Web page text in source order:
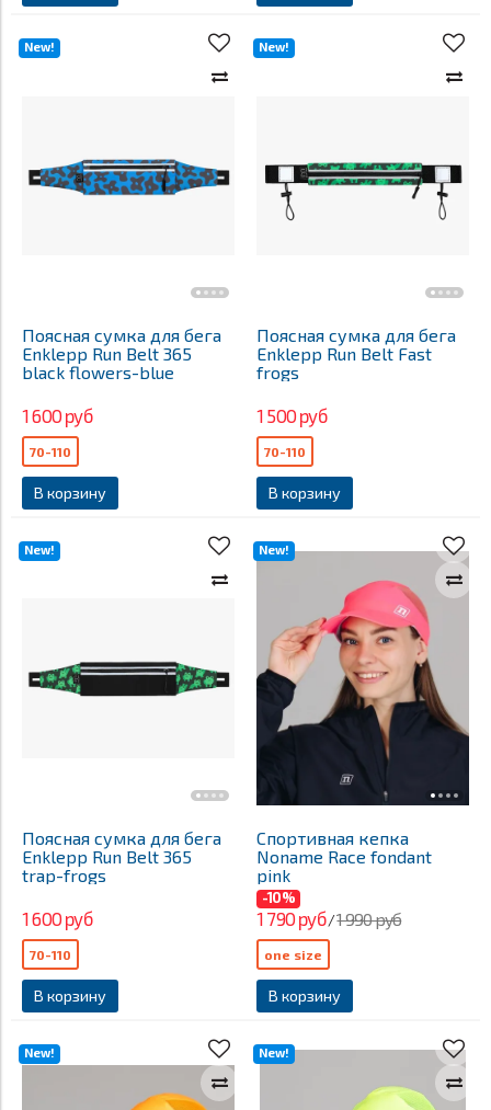
New!
Поясная сумка для бега
Enklepp Run Belt 365
black flowers-blue
1 600 руб
В корзину
70-110
New!
Поясная сумка для бега
Enklepp Run Belt Fast
frogs
1 500 руб
В корзину
70-110
New!
Поясная сумка для бега
Enklepp Run Belt 365
trap-frogs
1 600 руб
В корзину
70-110
New!
Спортивная кепка
Noname Race fondant
pink
-10%
1 790 руб/1 990 руб
В корзину
one size
New! New!